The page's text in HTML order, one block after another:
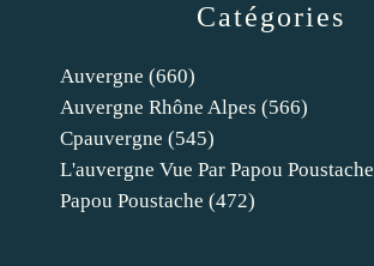
Catégories
Auvergne (660)
Auvergne Rhône Alpes (566)
Cpauvergne (545)
L'auvergne Vue Par Papou Poustache
Papou Poustache (472)